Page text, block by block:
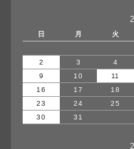
日 月 火
2
3 4
9
10 11
16
17 18
23
24 25
30
31